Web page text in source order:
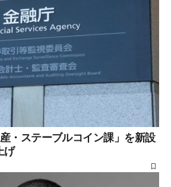
・ステーブルコイン課」を新設
げ